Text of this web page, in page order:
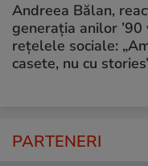
Andreea Bălan,
generația anilor ’90
rețelele sociale:
casete, nu cu
PARTENERI